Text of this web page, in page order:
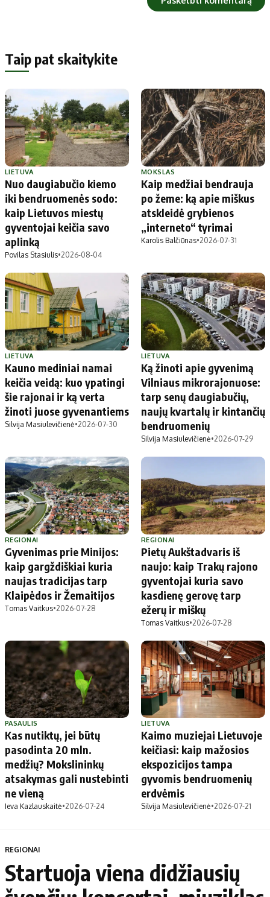
Taip pat skaitykite
LIETUVA
Nuo daugiabučio kiemo
iki bendruomenės sodo:
kaip Lietuvos miestų
gyventojai keičia savo
aplinką
Povilas Stasiulis•2026-08-04
MOKSLAS
Kaip medžiai bendrauja
po žeme: ką apie miškus
atskleidė grybienos
„interneto“ tyrimai
Karolis Balčiūnas•2026-07-31
LIETUVA
Kauno mediniai namai
keičia veidą: kuo ypatingi
šie rajonai ir ką verta
žinoti juose gyvenantiems
Silvija Masiulevičienė•2026-07-30
LIETUVA
Ką žinoti apie gyvenimą
Vilniaus mikrorajonuose:
tarp senų daugiabučių,
naujų kvartalų ir kintančių
bendruomenių
Silvija Masiulevičienė•2026-07-29
REGIONAI
Gyvenimas prie Minijos:
kaip gargždiškiai kuria
naujas tradicijas tarp
Klaipėdos ir Žemaitijos
Tomas Vaitkus•2026-07-28
REGIONAI
Pietų Aukštadvaris iš
naujo: kaip Trakų rajono
gyventojai kuria savo
kasdienę gerovę tarp
ežerų ir miškų
Tomas Vaitkus•2026-07-28
PASAULIS
Kas nutiktų, jei būtų
pasodinta 20 mln.
medžių? Mokslininkų
atsakymas gali nustebinti
ne vieną
Ieva Kazlauskaitė•2026-07-24
LIETUVA
Kaimo muziejai Lietuvoje
keičiasi: kaip mažosios
ekspozicijos tampa
gyvomis bendruomenių
erdvėmis
Silvija Masiulevičienė•2026-07-21
REGIONAI
Startuoja viena didžiausių